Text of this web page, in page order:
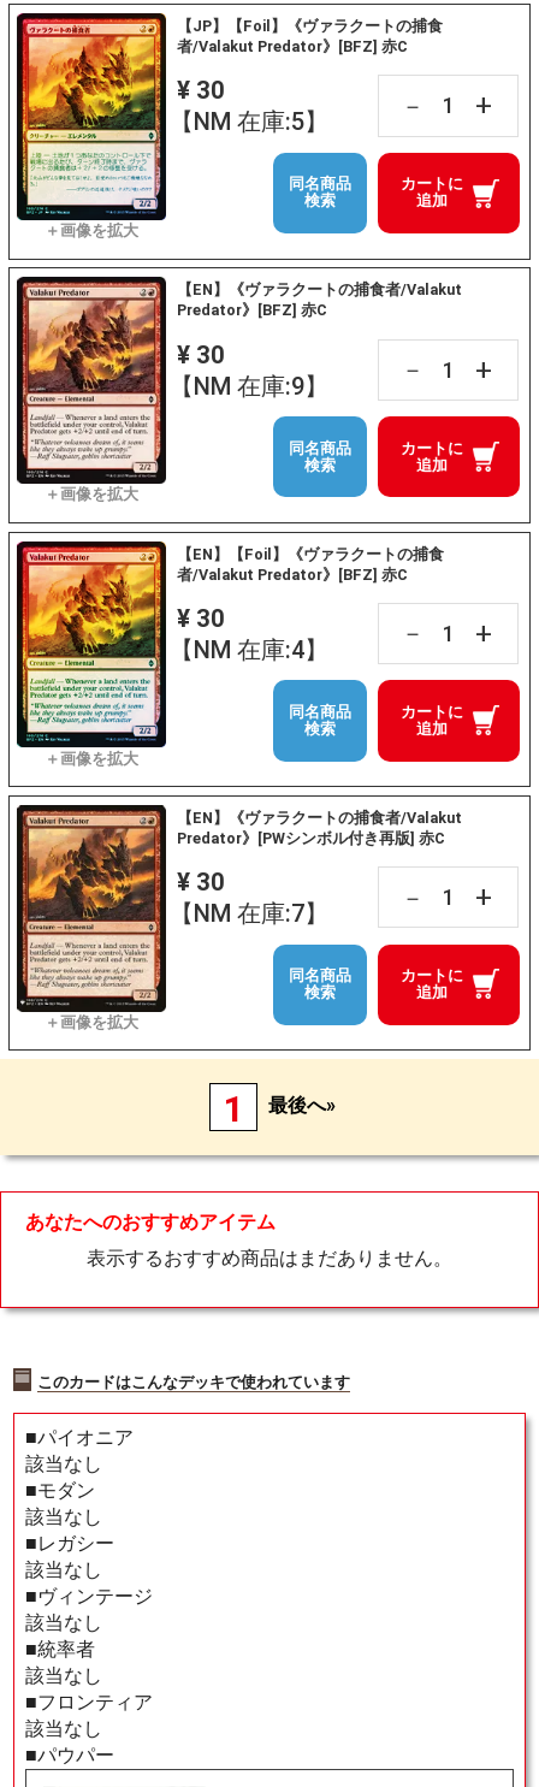
【JP】【Foil】《ヴァラクートの捕食
者/Valakut Predator》[BFZ] 赤C
¥ 30
【NM 在庫:5】
－ +
カートに
追加
同名商品
検索
【EN】《ヴァラクートの捕食者/Valakut
Predator》[BFZ] 赤C
¥ 30
【NM 在庫:9】
－ +
カートに
追加
同名商品
検索
【EN】【Foil】《ヴァラクートの捕食
者/Valakut Predator》[BFZ] 赤C
¥ 30
【NM 在庫:4】
－ +
カートに
追加
同名商品
検索
【EN】《ヴァラクートの捕食者/Valakut
Predator》[PWシンボル付き再版] 赤C
¥ 30
【NM 在庫:7】
－ +
カートに
追加
同名商品
検索
1 最後へ»
あなたへのおすすめアイテム
表示するおすすめ商品はまだありません。
このカードはこんなデッキで使われています
■パイオニア
該当なし
■モダン
該当なし
■レガシー
該当なし
■ヴィンテージ
該当なし
■統率者
該当なし
■フロンティア
該当なし
■パウパー